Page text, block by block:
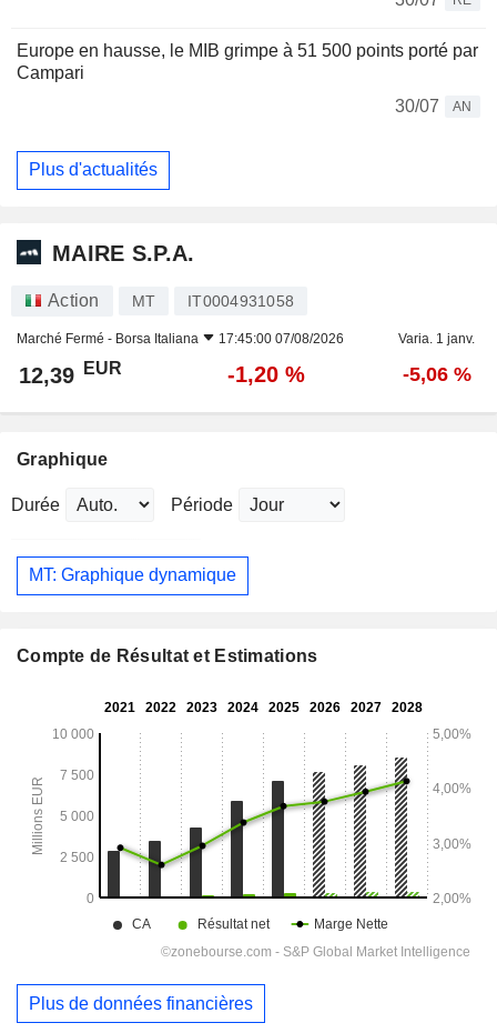
Europe en hausse, le MIB grimpe à 51 500 points porté par
Campari
30/07
AN
Plus d'actualités
MAIRE S.P.A.
Action MT IT0004931058
Marché Fermé - Borsa Italiana 17:45:00 07/08/2026 Varia. 1 janv.
12,39 EUR -1,20 % -5,06 %
Graphique
Durée Période
MT: Graphique dynamique
Compte de Résultat et Estimations
Plus de données financières